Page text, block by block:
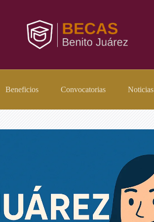
Beneficios Convocatorias Noticias